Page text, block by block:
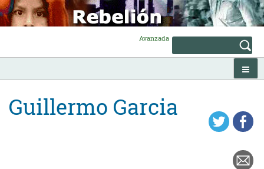
Skip
to
content
Avanzada
Guillermo Garcia